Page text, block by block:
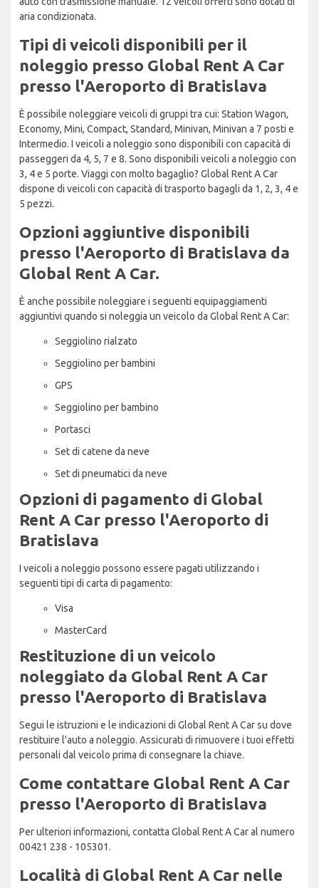
aria condizionata.
Tipi di veicoli disponibili per il
noleggio presso Global Rent A Car
presso l'Aeroporto di Bratislava
È possibile noleggiare veicoli di gruppi tra cui: Station Wagon,
Economy, Mini, Compact, Standard, Minivan, Minivan a 7 posti e
Intermedio. I veicoli a noleggio sono disponibili con capacità di
passeggeri da 4, 5, 7 e 8. Sono disponibili veicoli a noleggio con
3, 4 e 5 porte. Viaggi con molto bagaglio? Global Rent A Car
dispone di veicoli con capacità di trasporto bagagli da 1, 2, 3, 4 e
5 pezzi.
Opzioni aggiuntive disponibili
presso l'Aeroporto di Bratislava da
Global Rent A Car.
È anche possibile noleggiare i seguenti equipaggiamenti
aggiuntivi quando si noleggia un veicolo da Global Rent A Car:
Seggiolino rialzato
Seggiolino per bambini
GPS
Seggiolino per bambino
Portasci
Set di catene da neve
Set di pneumatici da neve
Opzioni di pagamento di Global
Rent A Car presso l'Aeroporto di
Bratislava
I veicoli a noleggio possono essere pagati utilizzando i
seguenti tipi di carta di pagamento:
Visa
MasterCard
Restituzione di un veicolo
noleggiato da Global Rent A Car
presso l'Aeroporto di Bratislava
Segui le istruzioni e le indicazioni di Global Rent A Car su dove
restituire l'auto a noleggio. Assicurati di rimuovere i tuoi effetti
personali dal veicolo prima di consegnare la chiave.
Come contattare Global Rent A Car
presso l'Aeroporto di Bratislava
Per ulteriori informazioni, contatta Global Rent A Car al numero
00421 238 - 105301.
Località di Global Rent A Car nelle